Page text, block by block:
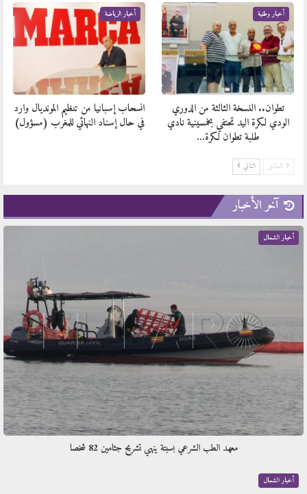
أخبار وطنية
تطوان.. النسخة الثالثة من الدوري
الودي لكرة اليد تحتفي بخمسينية نادي
طلبة تطوان لكرة…
أخبار الرياضة
انسحاب إسبانيا من تنظيم المونديال وارد
في حال إسناد النهائي للمغرب (مسؤول)
السابق التالي
آخر الأخبار
أخبار الشمال
معهد الطب الشرعي بسبتة ينهي تشريح جثامين 82 شخصا
أخبار الشمال